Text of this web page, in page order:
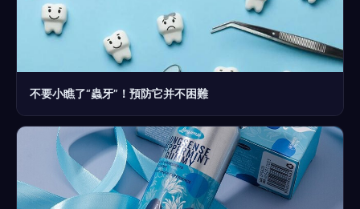
不要小瞧了“蟲牙”！預防它并不困難